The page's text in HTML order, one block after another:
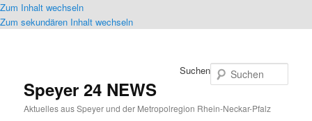
Zum Inhalt wechseln
Zum sekundären Inhalt wechseln
Speyer 24 NEWS
Aktuelles aus Speyer und der Metropolregion Rhein-Neckar-Pfalz
Suchen